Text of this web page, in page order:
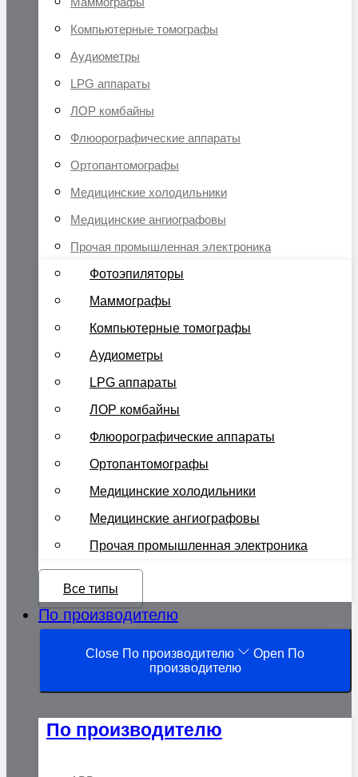
Компьютерные томографы
Аудиометры
LPG аппараты
ЛОР комбайны
Флюорографические аппараты
Ортопантомографы
Медицинские холодильники
Медицинские ангиографовы
Прочая промышленная электроника
Фотоэпиляторы
Маммографы
Компьютерные томографы
Аудиометры
LPG аппараты
ЛОР комбайны
Флюорографические аппараты
Ортопантомографы
Медицинские холодильники
Медицинские ангиографовы
Прочая промышленная электроника
Все типы
По производителю
Close По производителю
Open По
производителю
По производителю